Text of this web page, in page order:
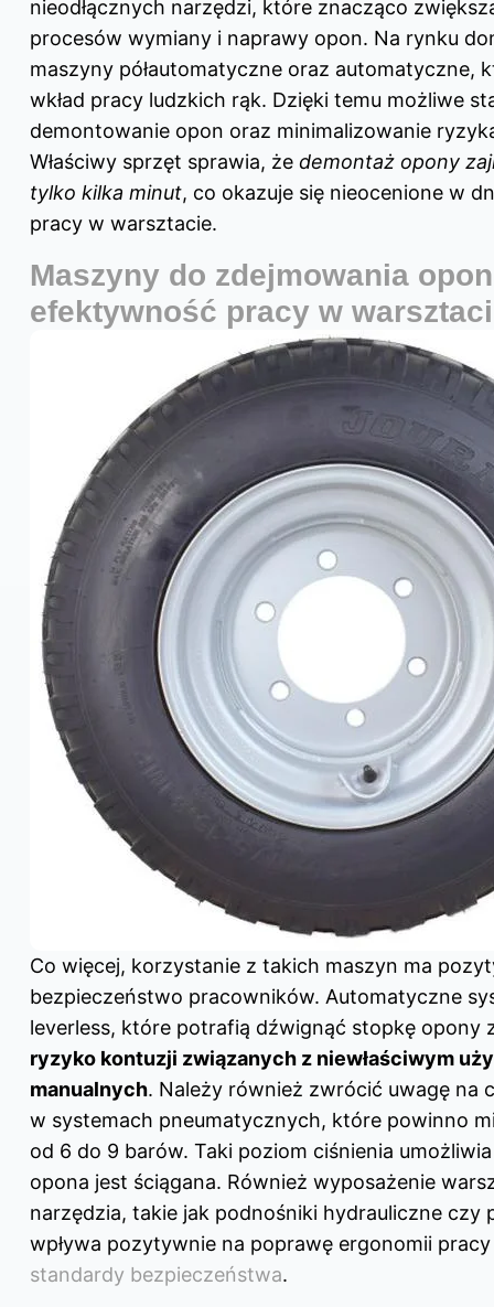
nieodłącznych narzędzi, które znacząco
procesów wymiany i naprawy opon. Na rynku
maszyny półautomatyczne oraz automatyczne,
wkład pracy ludzkich rąk. Dzięki temu możliwe
demontowanie opon oraz minimalizowanie
Właściwy sprzęt sprawia, że demontaż opony
tylko kilka minut, co okazuje się nieocenione w
pracy w warsztacie.
Maszyny do zdejmowania
efektywność pracy w
Co więcej, korzystanie z takich maszyn ma
bezpieczeństwo pracowników. Automatyczne
leverless, które potrafią dźwignąć stopkę opony
ryzyko kontuzji związanych z niewłaściwym
manualnych. Należy również zwrócić uwagę na
w systemach pneumatycznych, które powinno
od 6 do 9 barów. Taki poziom ciśnienia umożliwia
opona jest ściągana. Również wyposażenie
narzędzia, takie jak podnośniki hydrauliczne czy
wpływa pozytywnie na poprawę ergonomii
standardy bezpieczeństwa.